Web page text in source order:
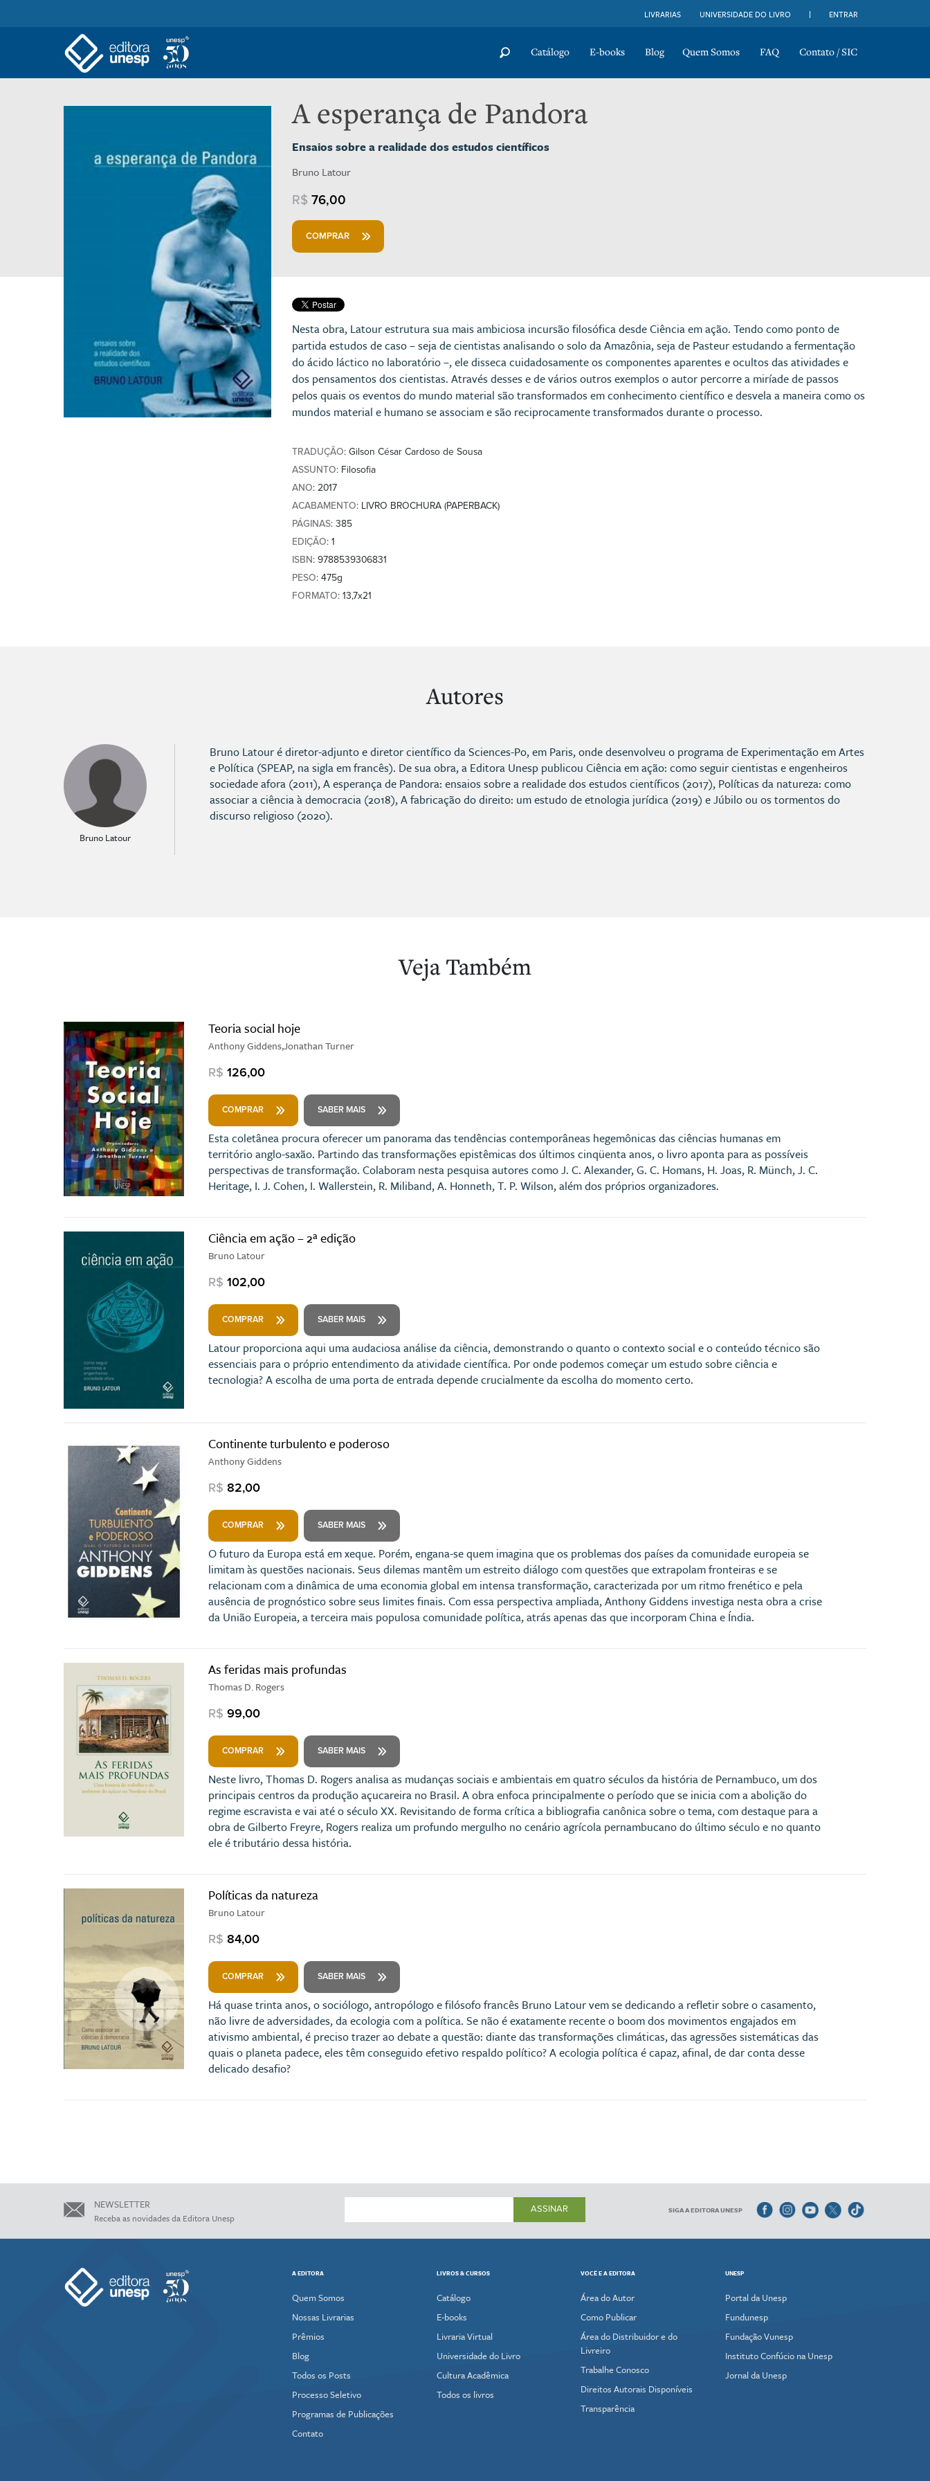
LIVRARIAS UNIVERSIDADE DO LIVRO ENTRAR
Catálogo E-books Blog Quem Somos FAQ Contato / SIC
A esperança de Pandora
Ensaios sobre a realidade dos estudos científicos
Bruno Latour
R$ 76,00
COMPRAR
Nesta obra, Latour estrutura sua mais ambiciosa incursão filosófica desde Ciência em ação. Tendo como ponto de
partida estudos de caso – seja de cientistas analisando o solo da Amazônia, seja de Pasteur estudando a fermentação
do ácido láctico no laboratório –, ele disseca cuidadosamente os componentes aparentes e ocultos das atividades e
dos pensamentos dos cientistas. Através desses e de vários outros exemplos o autor percorre a miríade de passos
pelos quais os eventos do mundo material são transformados em conhecimento científico e desvela a maneira como os
mundos material e humano se associam e são reciprocamente transformados durante o processo.
TRADUÇÃO: Gilson César Cardoso de Sousa
ASSUNTO: Filosofia
ANO: 2017
ACABAMENTO: LIVRO BROCHURA (PAPERBACK)
PÁGINAS: 385
EDIÇÃO: 1
ISBN: 9788539306831
PESO: 475g
FORMATO: 13,7x21
Autores
Bruno Latour
Bruno Latour é diretor-adjunto e diretor científico da Sciences-Po, em Paris, onde desenvolveu o programa de Experimentação em Artes
e Política (SPEAP, na sigla em francês). De sua obra, a Editora Unesp publicou Ciência em ação: como seguir cientistas e engenheiros
sociedade afora (2011), A esperança de Pandora: ensaios sobre a realidade dos estudos científicos (2017), Políticas da natureza: como
associar a ciência à democracia (2018), A fabricação do direito: um estudo de etnologia jurídica (2019) e Júbilo ou os tormentos do
discurso religioso (2020).
Veja Também
Teoria social hoje
Anthony Giddens,Jonathan Turner
R$ 126,00
COMPRAR SABER MAIS
Esta coletânea procura oferecer um panorama das tendências contemporâneas hegemônicas das ciências humanas em
território anglo-saxão. Partindo das transformações epistêmicas dos últimos cinqüenta anos, o livro aponta para as possíveis
perspectivas de transformação. Colaboram nesta pesquisa autores como J. C. Alexander, G. C. Homans, H. Joas, R. Münch, J. C.
Heritage, I. J. Cohen, I. Wallerstein, R. Miliband, A. Honneth, T. P. Wilson, além dos próprios organizadores.
Ciência em ação – 2ª edição
Bruno Latour
R$ 102,00
COMPRAR SABER MAIS
Latour proporciona aqui uma audaciosa análise da ciência, demonstrando o quanto o contexto social e o conteúdo técnico são
essenciais para o próprio entendimento da atividade científica. Por onde podemos começar um estudo sobre ciência e
tecnologia? A escolha de uma porta de entrada depende crucialmente da escolha do momento certo.
Continente turbulento e poderoso
Anthony Giddens
R$ 82,00
COMPRAR SABER MAIS
O futuro da Europa está em xeque. Porém, engana-se quem imagina que os problemas dos países da comunidade europeia se
limitam às questões nacionais. Seus dilemas mantêm um estreito diálogo com questões que extrapolam fronteiras e se
relacionam com a dinâmica de uma economia global em intensa transformação, caracterizada por um ritmo frenético e pela
ausência de prognóstico sobre seus limites finais. Com essa perspectiva ampliada, Anthony Giddens investiga nesta obra a crise
da União Europeia, a terceira mais populosa comunidade política, atrás apenas das que incorporam China e Índia.
As feridas mais profundas
Thomas D. Rogers
R$ 99,00
COMPRAR SABER MAIS
Neste livro, Thomas D. Rogers analisa as mudanças sociais e ambientais em quatro séculos da história de Pernambuco, um dos
principais centros da produção açucareira no Brasil. A obra enfoca principalmente o período que se inicia com a abolição do
regime escravista e vai até o século XX. Revisitando de forma crítica a bibliografia canônica sobre o tema, com destaque para a
obra de Gilberto Freyre, Rogers realiza um profundo mergulho no cenário agrícola pernambucano do último século e no quanto
ele é tributário dessa história.
Políticas da natureza
Bruno Latour
R$ 84,00
COMPRAR SABER MAIS
Há quase trinta anos, o sociólogo, antropólogo e filósofo francês Bruno Latour vem se dedicando a refletir sobre o casamento,
não livre de adversidades, da ecologia com a política. Se não é exatamente recente o boom dos movimentos engajados em
ativismo ambiental, é preciso trazer ao debate a questão: diante das transformações climáticas, das agressões sistemáticas das
quais o planeta padece, eles têm conseguido efetivo respaldo político? A ecologia política é capaz, afinal, de dar conta desse
delicado desafio?
NEWSLETTER
Receba as novidades da Editora Unesp
ASSINAR SIGA A EDITORA UNESP
A EDITORA
Quem Somos
Nossas Livrarias
Prêmios
Blog
Todos os Posts
Processo Seletivo
Programas de Publicações
Contato
LIVROS & CURSOS
Catálogo
E-books
Livraria Virtual
Universidade do Livro
Cultura Acadêmica
Todos os livros
VOCÊ E A EDITORA
Área do Autor
Como Publicar
Área do Distribuidor e do
Livreiro
Trabalhe Conosco
Direitos Autorais Disponíveis
Transparência
UNESP
Portal da Unesp
Fundunesp
Fundação Vunesp
Instituto Confúcio na Unesp
Jornal da Unesp